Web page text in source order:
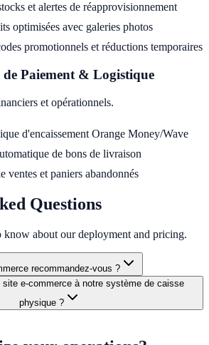
et alertes de réapprovisionnement
optimisées avec galeries photos
promotionnels et réductions temporaires
Paiement & Logistique
et opérationnels.
d'encaissement Orange Money/Wave
de bons de livraison
ventes et paniers abandonnés
Questions
about our deployment and pricing.
recommandez-vous ?
site e-commerce à notre système de caisse
physique ?